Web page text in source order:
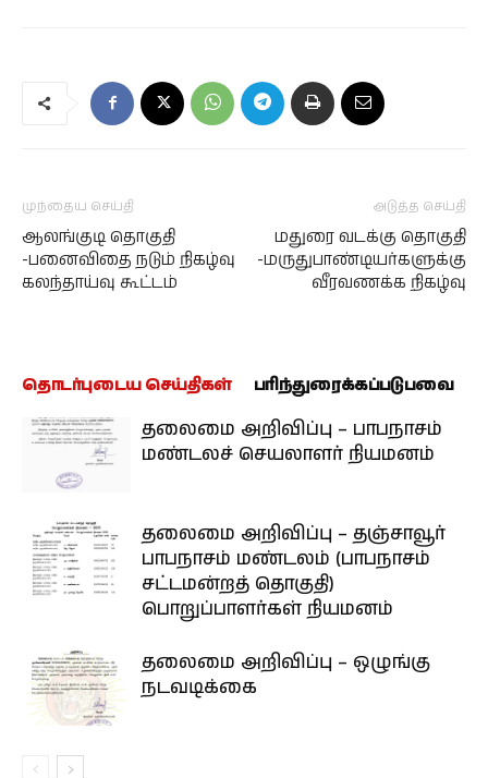
முந்தைய செய்தி
ஆலங்குடி தொகுதி
-பனைவிதை நடும் நிகழ்வு
கலந்தாய்வு கூட்டம்
அடுத்த செய்தி
மதுரை வடக்கு தொகுதி
-மருதுபாண்டியர்களுக்கு
வீரவணக்க நிகழ்வு
தொடர்புடைய செய்திகள் பரிந்துரைக்கப்படுபவை
தலைமை அறிவிப்பு – பாபநாசம்
மண்டலச் செயலாளர் நியமனம்
தலைமை அறிவிப்பு – தஞ்சாவூர்
பாபநாசம் மண்டலம் (பாபநாசம்
சட்டமன்றத் தொகுதி)
பொறுப்பாளர்கள் நியமனம்
தலைமை அறிவிப்பு – ஒழுங்கு
நடவடிக்கை